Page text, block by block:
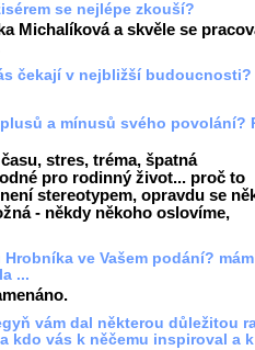
se nejlépe zkouší?
Michalíková a skvěle se
čekají v nejbližší budoucnosti?
a mínusů svého povolání?
stres, tréma, špatná
pro rodinný život... proč to
stereotypem, opravdu se
- někdy někoho oslovíme,
ve Vašem podání?
...
vám dal některou důležitou
kdo vás k něčemu inspiroval a k